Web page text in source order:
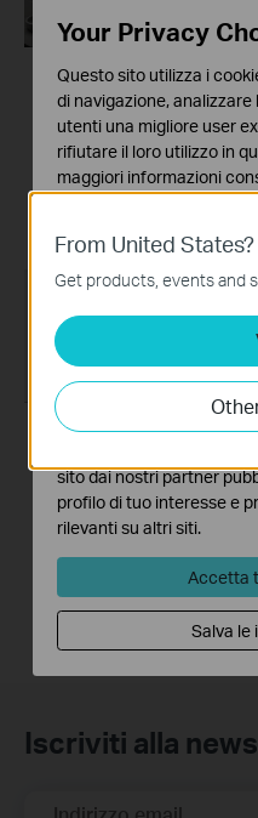
How to Configure a
Range Extender for
Starlink
Link Range
Extender(No music)
Iscriviti alla
From United States?
Get products, events and
Your Privacy
Questo sito utilizza i
di navigazione,
utenti una migliore user
rifiutare il loro utilizzo in
maggiori informazioni
Questi cookies sono
funzionamento del sito e
nel tuo sistema.
Analytics e Marketing
I cookies analitici ci
attività sul nostro sito allo
funzionalità.
sito dai nostri partner
profilo di tuo interesse e
rilevanti su altri siti.
Accetta
Salva le